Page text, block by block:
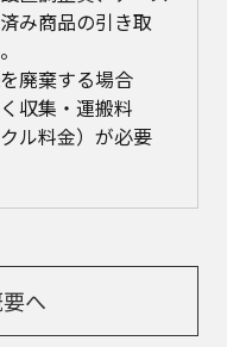
み商品の引き取
廃棄する場合
収集・運搬料
ル料金）が必要
へ